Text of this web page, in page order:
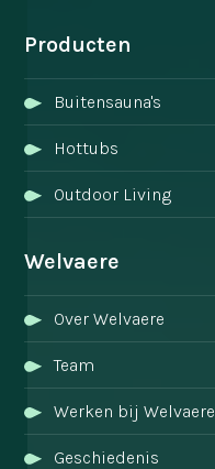
Producten
Buitensauna's
Hottubs
Outdoor Living
Welvaere
Over Welvaere
Team
Werken bij Welvaere
Geschiedenis